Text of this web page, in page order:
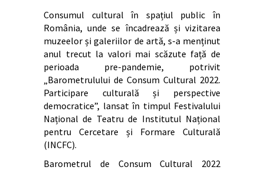
Consumul cultural în spațiul public în
România, unde se încadrează și vizitarea
muzeelor și galeriilor de artă, s-a menținut
anul trecut la valori mai scăzute față de
perioada pre-pandemie, potrivit
„Barometrulului de Consum Cultural 2022.
Participare culturală și perspective
democratice”, lansat în timpul Festivalului
Național de Teatru de Institutul Național
pentru Cercetare și Formare Culturală
(INCFC).
Barometrul de Consum Cultural 2022